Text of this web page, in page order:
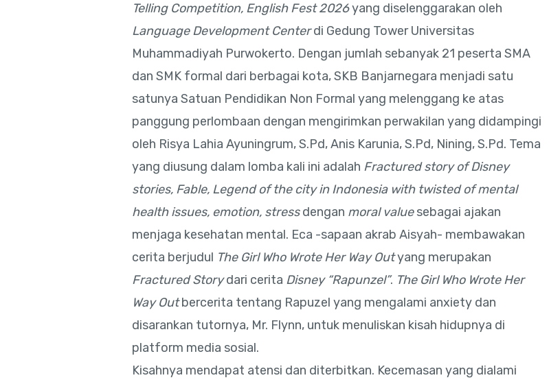
Telling Competition, English Fest 2026yang diselenggarakan oleh
Language Development Centerdi Gedung Tower Universitas
Muhammadiyah Purwokerto. Dengan jumlah sebanyak 21 peserta SMA
dan SMK formal dari berbagai kota, SKB Banjarnegara menjadi satu
satunya Satuan Pendidikan Non Formal yang melenggang ke atas
panggung perlombaan dengan mengirimkan perwakilan yang didampingi
oleh Risya Lahia Ayuningrum, S.Pd, Anis Karunia, S.Pd, Nining, S.Pd. Tema
yang diusung dalam lomba kali ini adalah Fractured story of Disney
stories, Fable, Legend of the city in Indonesia with twisted of mental
health issues, emotion, stressdengan moral valuesebagai ajakan
menjaga kesehatan mental. Eca -sapaan akrab Aisyah- membawakan
cerita berjudul The Girl Who Wrote Her Way Outyang merupakan
Fractured Storydari cerita Disney “Rapunzel”. The Girl Who Wrote Her
Way Outbercerita tentang Rapuzel yang mengalami anxiety dan
disarankan tutornya, Mr. Flynn, untuk menuliskan kisah hidupnya di
platform media sosial.
Kisahnya mendapat atensi dan diterbitkan. Kecemasan yang dialami